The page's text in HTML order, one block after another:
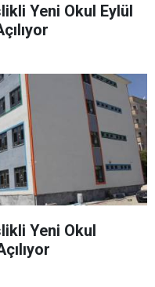
Yeni Okul Eylül
Yeni Okul